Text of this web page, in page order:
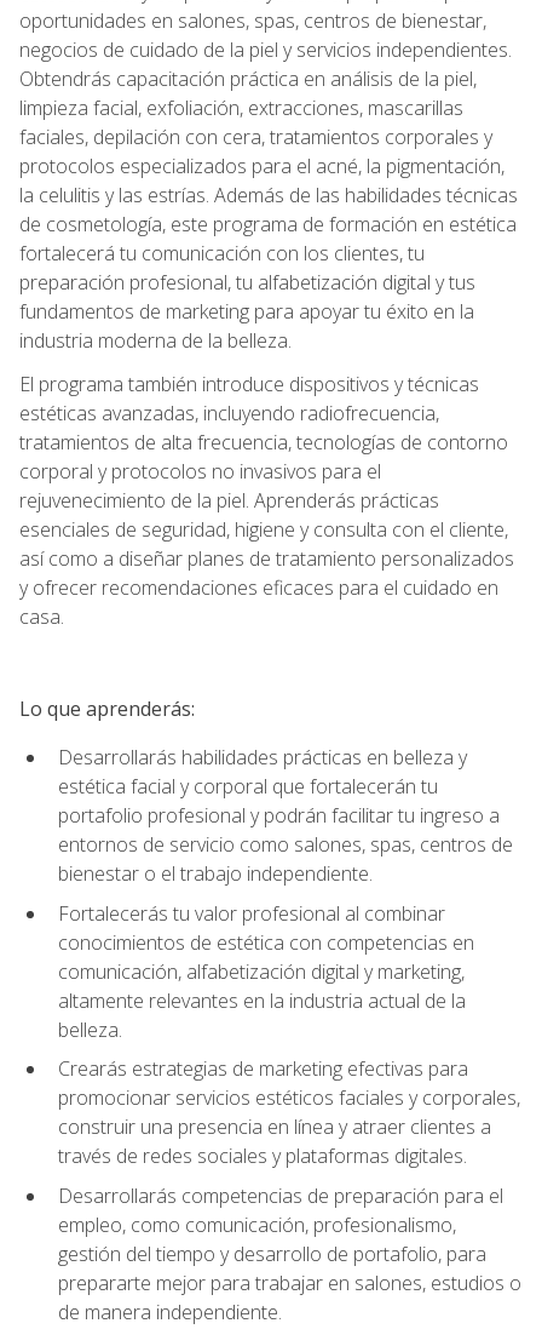
oportunidades en salones, spas, centros de bienestar,
negocios de cuidado de la piel y servicios independientes.
Obtendrás capacitación práctica en análisis de la piel,
limpieza facial, exfoliación, extracciones, mascarillas
faciales, depilación con cera, tratamientos corporales y
protocolos especializados para el acné, la pigmentación,
la celulitis y las estrías. Además de las habilidades técnicas
de cosmetología, este programa de formación en estética
fortalecerá tu comunicación con los clientes, tu
preparación profesional, tu alfabetización digital y tus
fundamentos de marketing para apoyar tu éxito en la
industria moderna de la belleza.
El programa también introduce dispositivos y técnicas
estéticas avanzadas, incluyendo radiofrecuencia,
tratamientos de alta frecuencia, tecnologías de contorno
corporal y protocolos no invasivos para el
rejuvenecimiento de la piel. Aprenderás prácticas
esenciales de seguridad, higiene y consulta con el cliente,
así como a diseñar planes de tratamiento personalizados
y ofrecer recomendaciones eficaces para el cuidado en
casa.
Lo que aprenderás:
Desarrollarás habilidades prácticas en belleza y
estética facial y corporal que fortalecerán tu
portafolio profesional y podrán facilitar tu ingreso a
entornos de servicio como salones, spas, centros de
bienestar o el trabajo independiente.
Fortalecerás tu valor profesional al combinar
conocimientos de estética con competencias en
comunicación, alfabetización digital y marketing,
altamente relevantes en la industria actual de la
belleza.
Crearás estrategias de marketing efectivas para
promocionar servicios estéticos faciales y corporales,
construir una presencia en línea y atraer clientes a
través de redes sociales y plataformas digitales.
Desarrollarás competencias de preparación para el
empleo, como comunicación, profesionalismo,
gestión del tiempo y desarrollo de portafolio, para
prepararte mejor para trabajar en salones, estudios o
de manera independiente.